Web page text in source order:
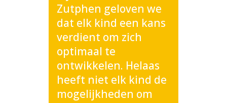
Zutphen geloven we
dat elk kind een kans
verdient om zich
optimaal te
ontwikkelen. Helaas
heeft niet elk kind de
mogelijkheden om